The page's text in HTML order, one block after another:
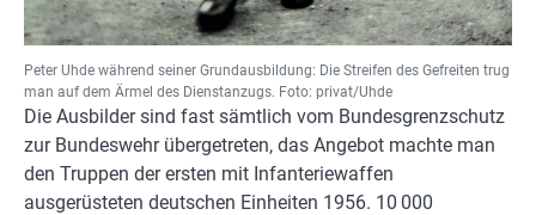
Peter Uhde während seiner Grundausbildung: Die Streifen des Gefreiten trug
man auf dem Ärmel des Dienstanzugs. Foto: privat/Uhde
Die Ausbilder sind fast sämtlich vom Bundesgrenzschutz
zur Bundeswehr übergetreten, das Angebot machte man
den Truppen der ersten mit Infanteriewaffen
ausgerüsteten deutschen Einheiten 1956. 10 000